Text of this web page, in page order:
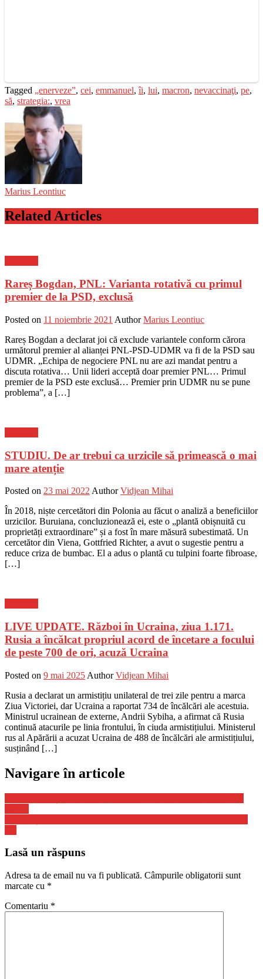
Tagged „enerveze”, cei, emmanuel,îi, lui, macron, nevaccinaţi, pe,
să, strategia:, vrea
Marius Leontiuc
Related Articles
Rareș Bogdan, PNL: Varianta rotativă cu primul
premier de la PSD, exclusă
Posted on 11 noiembrie 2021 Author Marius Leontiuc
Rareș Bogdan a declarat joi că exclude variantele conform cărora
următorul premier al alianței PNL-PSD-UDMR va fi de la PSD sau
UDMR. „Echipa de negociere PNL nu are azi mandat pentru a
discuta rotativa… Unii lideri acceptă doar premier PNL… Primul
premier de la PSD este exclusă… Premier prin UDMR nu se pune
problema”, a […]
STUDIU. De ar trebui ca urzicile să primească o mai
mare atenție
Posted on 23 mai 2022 Author Vidjean Mihai
În 2018, niște cercetători din Polonia au făcut o analiză a beneficiilor
urzicilor. Buruiana, concluzionează ei, este o „plantă obișnuită cu
proprietăți extraordinare” și a fost în mare măsură subestimată. Un
cercetător din Viena, Gottfried Richter, a avut o sugestie pentru a
reduce criza de bumbac. El a adus o plantă cu tulpini foarte fibroase,
[…]
LIVE UPDATE. Război în Ucraina, ziua 1.171.
Rusia a încălcat propriul acord de încetare a focului
de peste 700 de ori, acuză Ucraina
Posted on 9 mai 2025 Author Vidjean Mihai
Rusia a declarat un armistițiu unilateral de trei zile pentru a marca
Ziua Victoriei, dar Ucraina a raportat 734 de încălcări ale acestuia.
Ministrul ucrainean de externe, Andrii Sybiha, a afirmat că Rusia
continuă atacurile pe linia frontului, în ciuda armistițiului. Ministerul
rus al Apărării a acuzat Ucraina de 488 de încălcări ale armistițiului,
susținând […]
Navigare în articole
Lasă un răspuns
Adresa ta de email nu va fi publicată. Câmpurile obligatorii sunt
marcate cu *
Comentariu *